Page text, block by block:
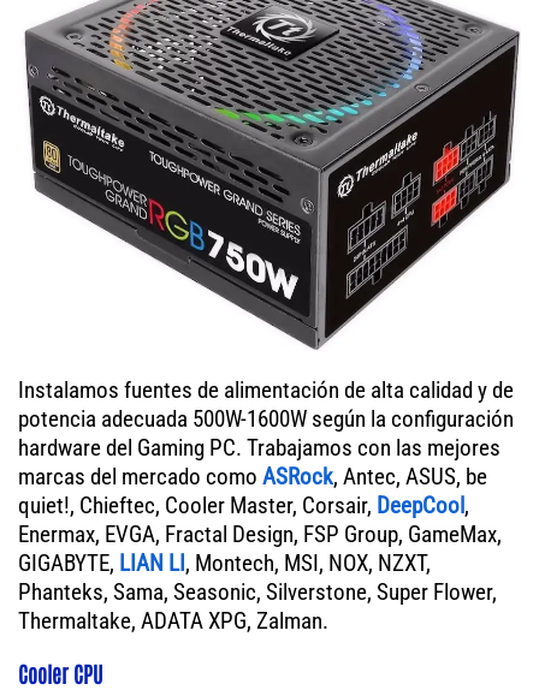
Instalamos fuentes de alimentación de alta calidad y de
potencia adecuada 500W-1600W según la configuración
hardware del Gaming PC. Trabajamos con las mejores
marcas del mercado como ASRock, Antec, ASUS, be
quiet!, Chieftec, Cooler Master, Corsair, DeepCool,
Enermax, EVGA, Fractal Design, FSP Group, GameMax,
GIGABYTE, LIAN LI, Montech, MSI, NOX, NZXT,
Phanteks, Sama, Seasonic, Silverstone, Super Flower,
Thermaltake, ADATA XPG, Zalman.
Cooler CPU